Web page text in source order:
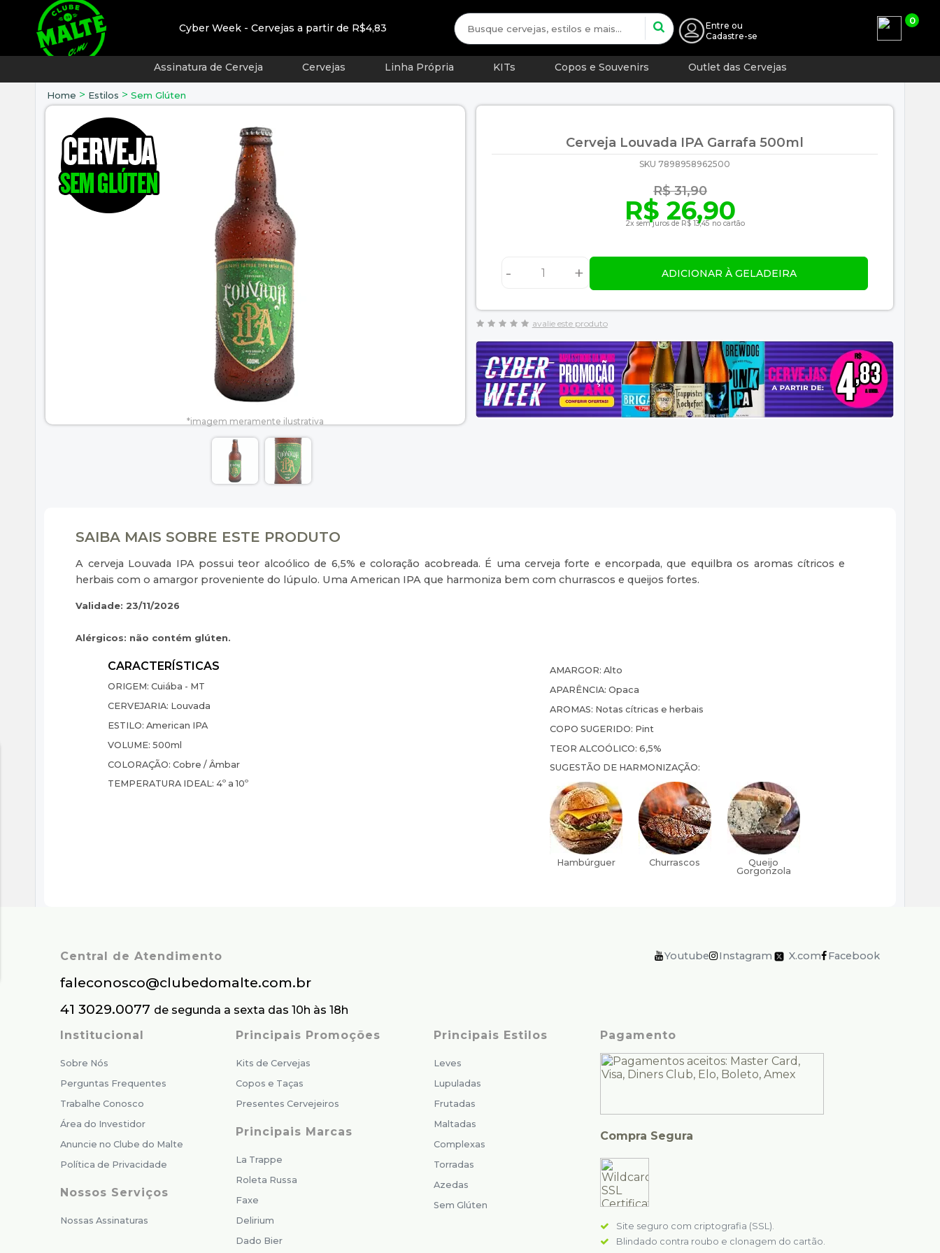
Cyber Week - Cervejas a partir de R$4,83 Entre ou
Cadastre-se
0
Assinatura de Cerveja Cervejas Linha Própria KITs Copos e Souvenirs Outlet das Cervejas
Home > Estilos > Sem Glúten
Cerveja Louvada IPA Garrafa 500ml
SKU 7898958962500
R$ 31,90
R$ 26,90
2x sem juros de R$ 13,45 no cartão
- + ADICIONAR À GELADEIRA
avalie este produto
SAIBA MAIS SOBRE ESTE PRODUTO
A cerveja Louvada IPA possui teor alcoólico de 6,5% e coloração acobreada. É uma cerveja forte e encorpada, que equilbra os aromas cítricos e
herbais com o amargor proveniente do lúpulo. Uma American IPA que harmoniza bem com churrascos e queijos fortes.
Validade: 23/11/2026
Alérgicos: não contém glúten.
ORIGEM: Cuiába - MT
CERVEJARIA: Louvada
ESTILO: American IPA
VOLUME: 500ml
COLORAÇÃO: Cobre / Âmbar
TEMPERATURA IDEAL: 4º a 10º
AMARGOR: Alto
APARÊNCIA: Opaca
AROMAS: Notas cítricas e herbais
COPO SUGERIDO: Pint
TEOR ALCOÓLICO: 6,5%
SUGESTÃO DE HARMONIZAÇÃO:
Central de Atendimento
faleconosco@clubedomalte.com.br
41 3029.0077 de segunda a sexta das 10h às 18h
Youtube Instagram X.com Facebook
Institucional
Sobre Nós
Perguntas Frequentes
Trabalhe Conosco
Área do Investidor
Anuncie no Clube do Malte
Política de Privacidade
Nossos Serviços
Nossas Assinaturas
Principais Promoções
Kits de Cervejas
Copos e Taças
Presentes Cervejeiros
Principais Marcas
La Trappe
Roleta Russa
Faxe
Delirium
Dado Bier
Principais Estilos
Leves
Lupuladas
Frutadas
Maltadas
Complexas
Torradas
Azedas
Sem Glúten
Pagamento
Compra Segura
Site seguro com criptografia (SSL).
Blindado contra roubo e clonagem do cartão.